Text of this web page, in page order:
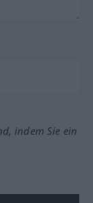
indem Sie ein